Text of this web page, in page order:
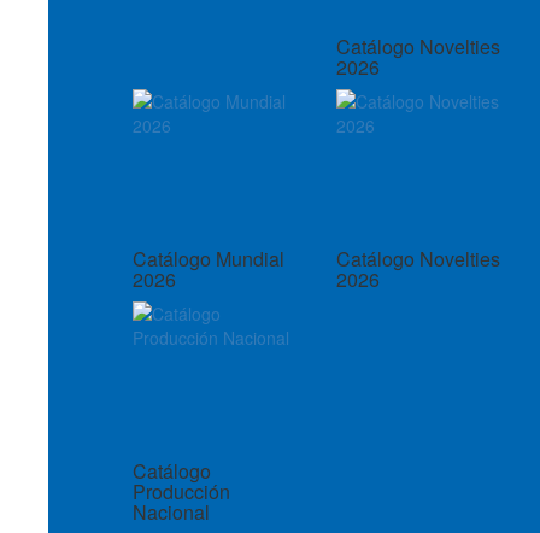
Catálogo Novelties
2026
Catálogo Mundial
2026
Catálogo Novelties
2026
Catálogo
Producción
Nacional